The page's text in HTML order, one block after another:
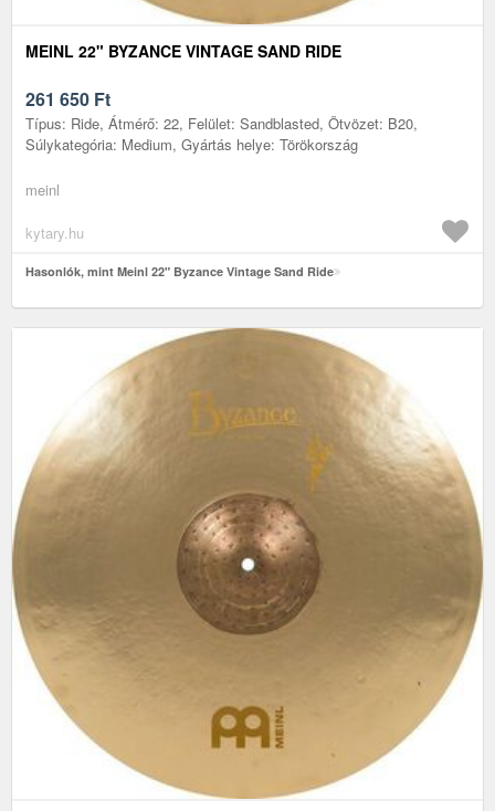
MEINL 22" BYZANCE VINTAGE SAND RIDE
261 650 Ft
Típus: Ride, Átmérő: 22, Felület: Sandblasted, Ötvözet: B20,
Súlykategória: Medium, Gyártás helye: Törökország
meinl
kytary.hu
Hasonlók, mint Meinl 22" Byzance Vintage Sand Ride